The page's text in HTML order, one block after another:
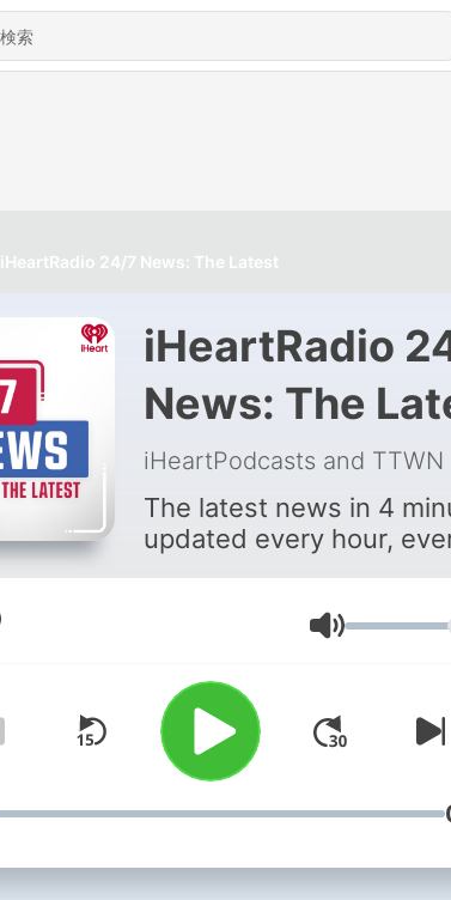
iHeartRadio 24/7 News: The Latest
iHeartRadio
News: The
iHeartPodcasts and TTWN
The latest news in 4
updated every hour,
音量